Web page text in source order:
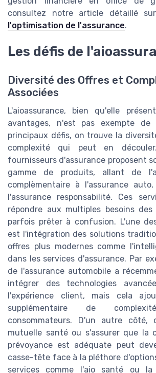
consultez notre article détaillé
l'optimisation de l'assurance.
Les défis de
Diversité des Offres et
Associées
L'aioassurance, bien qu'elle
avantages, n'est pas exempte de
principaux défis, on trouve la
complexité qui peut en
fournisseurs d'assurance proposent
gamme de produits, allant de
complèmentaire à l'assurance
l'assurance responsabilité. Ces
répondre aux multiples besoins
parfois prêter à confusion. L'une
est l'intégration des solutions
offres plus modernes comme
dans les services d'assurance. Par
de l'assurance automobile a
intégrer des technologies
l'expérience client, mais cela
supplémentaire de
consommateurs. D'un autre côté,
mutuelle santé ou s'assurer que la
prévoyance est adéquate peut
casse-tête face à la pléthore
services comme l'aio santé ou